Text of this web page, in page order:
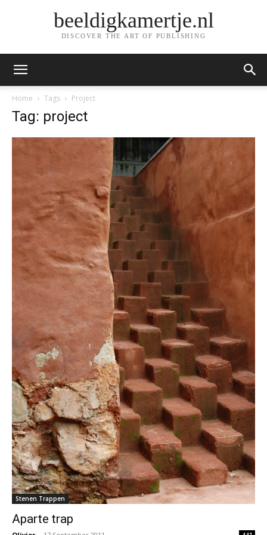
beeldigkamertje.nl
DISCOVER THE ART OF PUBLISHING
Home Tags Project
Tag: project
Stenen Trappen
Aparte trap